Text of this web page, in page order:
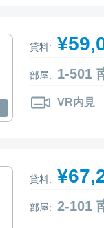
貸料:
部屋: 1-501
VR内見
貸料:
部屋: 2-101